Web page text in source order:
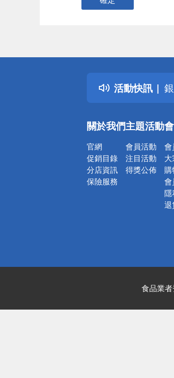
活動快訊
關於我們
官網
促銷目錄
分店資訊
保險服務
主題活動
會員活動
注目活動
得獎公佈
會
購
會
隱
退
食品業